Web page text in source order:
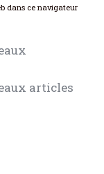
dans ce navigateur
articles